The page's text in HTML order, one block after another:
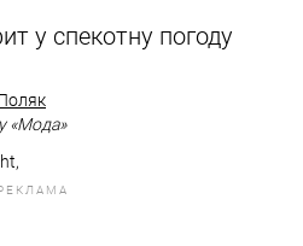
у спекотну погоду
«Мода»